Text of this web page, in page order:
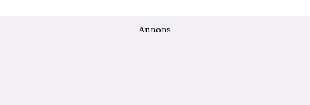
Annons